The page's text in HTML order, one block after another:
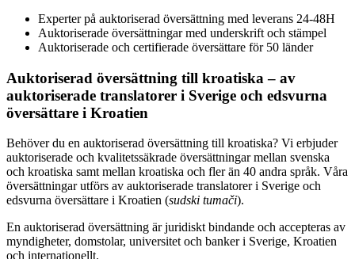
Experter på auktoriserad översättning med leverans 24-48H
Auktoriserade översättningar med underskrift och stämpel
Auktoriserade och certifierade översättare för 50 länder
Auktoriserad översättning till kroatiska – av
auktoriserade translatorer i Sverige och edsvurna
översättare i Kroatien
Behöver du en auktoriserad översättning till kroatiska? Vi erbjuder
auktoriserade och kvalitetssäkrade översättningar mellan svenska
och kroatiska samt mellan kroatiska och fler än 40 andra språk. Våra
översättningar utförs av auktoriserade translatorer i Sverige och
edsvurna översättare i Kroatien (sudski tumači).
En auktoriserad översättning är juridiskt bindande och accepteras av
myndigheter, domstolar, universitet och banker i Sverige, Kroatien
och internationellt.